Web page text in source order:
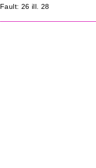
Fault: 26 ill. 28